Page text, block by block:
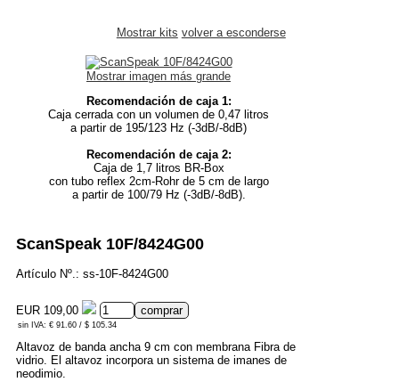
Mostrar kits volver a esconderse
Mostrar imagen más grande
Recomendación de caja 1:
Caja cerrada con un volumen de 0,47 litros
a partir de 195/123 Hz (-3dB/-8dB)
Recomendación de caja 2:
Caja de 1,7 litros BR-Box
con tubo reflex 2cm-Rohr de 5 cm de largo
a partir de 100/79 Hz (-3dB/-8dB).
ScanSpeak 10F/8424G00
Artículo Nº.: ss-10F-8424G00
EUR 109,00
sin IVA: € 91.60 / $ 105.34
Altavoz de banda ancha 9 cm con membrana Fibra de
vidrio. El altavoz incorpora un sistema de imanes de
neodimio.